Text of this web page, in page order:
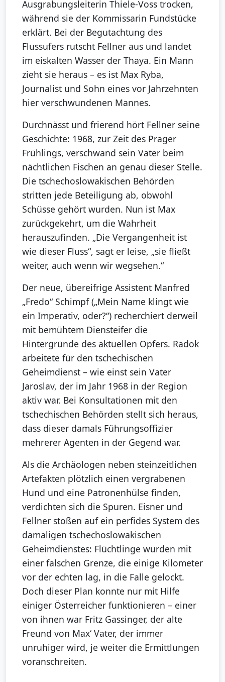
Ausgrabungsleiterin Thiele-Voss trocken,
während sie der Kommissarin Fundstücke
erklärt. Bei der Begutachtung des
Flussufers rutscht Fellner aus und landet
im eiskalten Wasser der Thaya. Ein Mann
zieht sie heraus – es ist Max Ryba,
Journalist und Sohn eines vor Jahrzehnten
hier verschwundenen Mannes.
Durchnässt und frierend hört Fellner seine
Geschichte: 1968, zur Zeit des Prager
Frühlings, verschwand sein Vater beim
nächtlichen Fischen an genau dieser Stelle.
Die tschechoslowakischen Behörden
stritten jede Beteiligung ab, obwohl
Schüsse gehört wurden. Nun ist Max
zurückgekehrt, um die Wahrheit
herauszufinden. „Die Vergangenheit ist
wie dieser Fluss“, sagt er leise, „sie fließt
weiter, auch wenn wir wegsehen.“
Der neue, übereifrige Assistent Manfred
„Fredo“ Schimpf („Mein Name klingt wie
ein Imperativ, oder?“) recherchiert derweil
mit bemühtem Diensteifer die
Hintergründe des aktuellen Opfers. Radok
arbeitete für den tschechischen
Geheimdienst – wie einst sein Vater
Jaroslav, der im Jahr 1968 in der Region
aktiv war. Bei Konsultationen mit den
tschechischen Behörden stellt sich heraus,
dass dieser damals Führungsoffizier
mehrerer Agenten in der Gegend war.
Als die Archäologen neben steinzeitlichen
Artefakten plötzlich einen vergrabenen
Hund und eine Patronenhülse finden,
verdichten sich die Spuren. Eisner und
Fellner stoßen auf ein perfides System des
damaligen tschechoslowakischen
Geheimdienstes: Flüchtlinge wurden mit
einer falschen Grenze, die einige Kilometer
vor der echten lag, in die Falle gelockt.
Doch dieser Plan konnte nur mit Hilfe
einiger Österreicher funktionieren – einer
von ihnen war Fritz Gassinger, der alte
Freund von Max‘ Vater, der immer
unruhiger wird, je weiter die Ermittlungen
voranschreiten.